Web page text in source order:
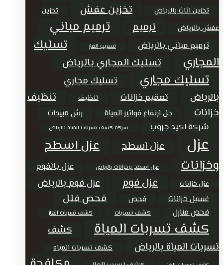
تخزين اثاث بالرياض تخزين عفش
تخزين
عفش بالرياض
ترميم ترميم مباني
ترميم مباني بالرياض تسريب الغاز
تسليك
المجاري
تسليك المجاري بالرياض
تسليك مجاري
تسليك مجاري
بالرياض
تعقيم خزانات تنظيف
تنظيف
خزانات
حل ارتفاع فواتير المياة رش مبيدات
شركة اكيد جروب شركة كشف تسربات المياه بالرياض
عزل عزل اسطح
عزل اسطح
وخزانات
عزل اسطح وخزانات بالرياض عزل بالفوم
عزل خزانات عزل فوم عزل فوم بالرياض
غسيل خزانات فحص فحص فلل
فحص منازل كشف تسربات كشف تسربات الغاز
كشف تسربات المياة
كشف
تسربات المياة بالرياض
كشف تسربات المياه